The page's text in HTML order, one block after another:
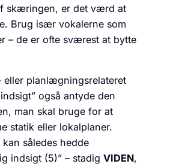
skæringen, er det værd at
Brug især vokalerne som
– de er ofte sværest at bytte
eller planlægningsrelateret
også antyde den
man skal bruge for at
statik eller lokalplaner.
kan således hedde
indsigt (5)” – stadig VIDEN,